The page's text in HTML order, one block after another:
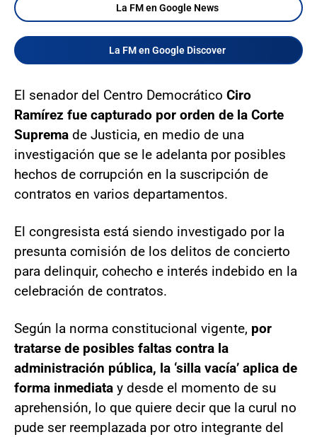
La FM en Google News
La FM en Google Discover
El senador del Centro Democrático Ciro
Ramírez fue capturado por orden de la Corte
Suprema de Justicia, en medio de una
investigación que se le adelanta por posibles
hechos de corrupción en la suscripción de
contratos en varios departamentos.
El congresista está siendo investigado por la
presunta comisión de los delitos de concierto
para delinquir, cohecho e interés indebido en la
celebración de contratos.
Según la norma constitucional vigente, por
tratarse de posibles faltas contra la
administración pública, la ‘silla vacía’ aplica de
forma inmediata y desde el momento de su
aprehensión, lo que quiere decir que la curul no
pude ser reemplazada por otro integrante del